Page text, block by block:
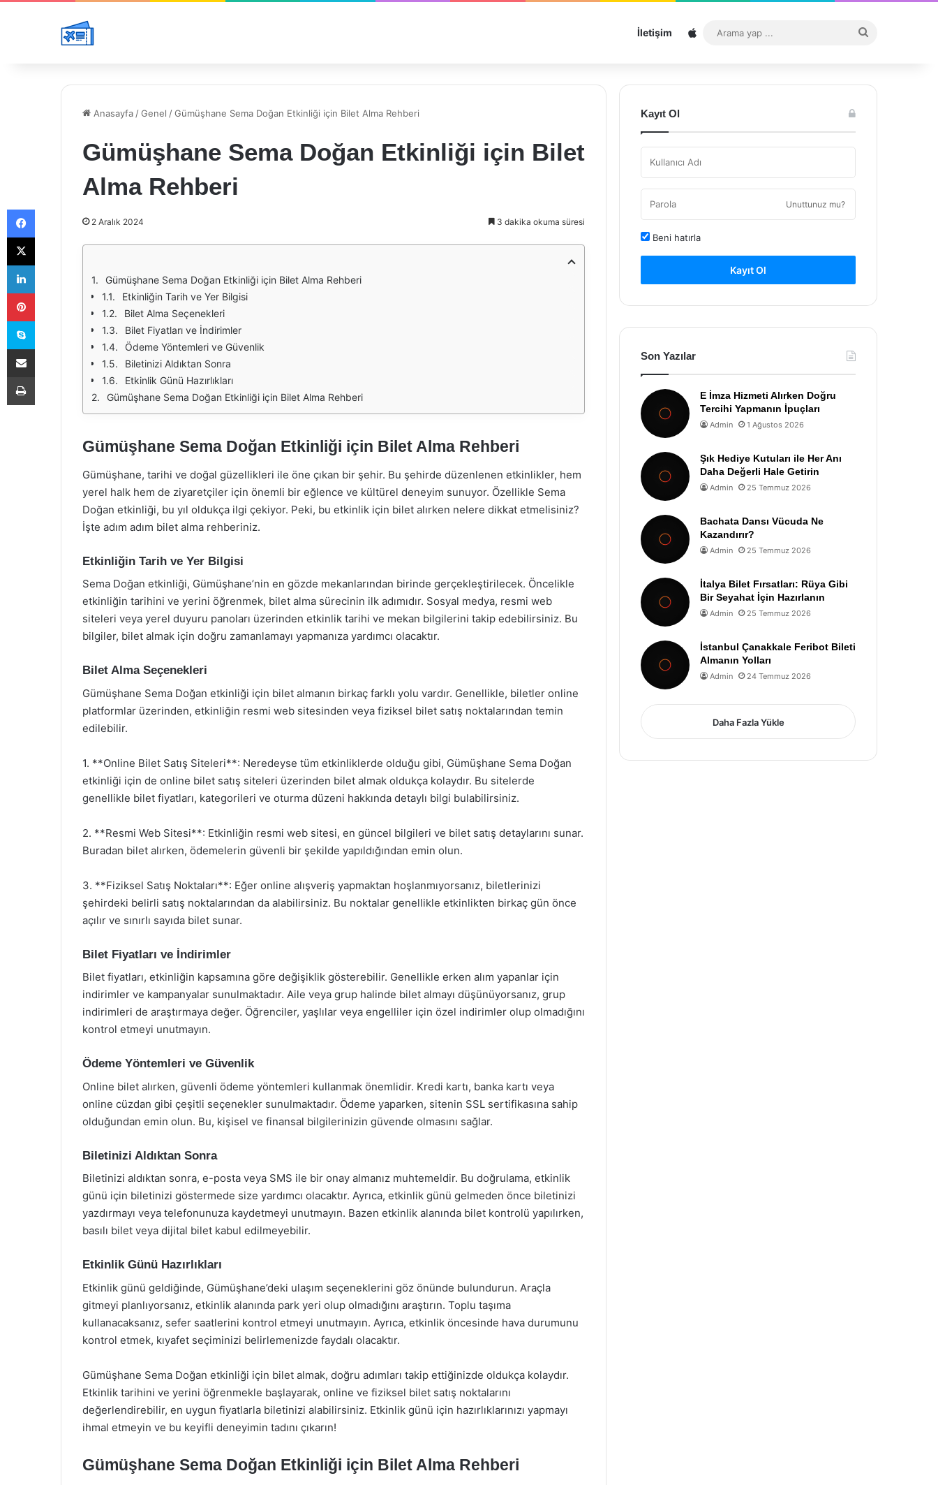
İletişim Sitemap
...
Anasayfa /Genel /Gümüşhane Sema Doğan Etkinliği için Bilet Alma Rehberi
Gümüşhane Sema Doğan Etkinliği için Bilet
Alma Rehberi
2 Aralık 2024 3 dakika okuma süresi
Gümüşhane Sema Doğan Etkinliği için Bilet Alma Rehberi
Etkinliğin Tarih ve Yer Bilgisi
Bilet Alma Seçenekleri
Bilet Fiyatları ve İndirimler
Ödeme Yöntemleri ve Güvenlik
Biletinizi Aldıktan Sonra
Etkinlik Günü Hazırlıkları
Gümüşhane Sema Doğan Etkinliği için Bilet Alma Rehberi
Gümüşhane Sema Doğan Etkinliği için Bilet Alma Rehberi
Gümüşhane, tarihi ve doğal güzellikleri ile öne çıkan bir şehir. Bu şehirde düzenlenen etkinlikler, hem
yerel halk hem de ziyaretçiler için önemli bir eğlence ve kültürel deneyim sunuyor. Özellikle Sema
Doğan etkinliği, bu yıl oldukça ilgi çekiyor. Peki, bu etkinlik için bilet alırken nelere dikkat etmelisiniz?
İşte adım adım bilet alma rehberiniz.
Etkinliğin Tarih ve Yer Bilgisi
Sema Doğan etkinliği, Gümüşhane’nin en gözde mekanlarından birinde gerçekleştirilecek. Öncelikle
etkinliğin tarihini ve yerini öğrenmek, bilet alma sürecinin ilk adımıdır. Sosyal medya, resmi web
siteleri veya yerel duyuru panoları üzerinden etkinlik tarihi ve mekan bilgilerini takip edebilirsiniz. Bu
bilgiler, bilet almak için doğru zamanlamayı yapmanıza yardımcı olacaktır.
Bilet Alma Seçenekleri
Gümüşhane Sema Doğan etkinliği için bilet almanın birkaç farklı yolu vardır. Genellikle, biletler online
platformlar üzerinden, etkinliğin resmi web sitesinden veya fiziksel bilet satış noktalarından temin
edilebilir.
1. **Online Bilet Satış Siteleri**: Neredeyse tüm etkinliklerde olduğu gibi, Gümüşhane Sema Doğan
etkinliği için de online bilet satış siteleri üzerinden bilet almak oldukça kolaydır. Bu sitelerde
genellikle bilet fiyatları, kategorileri ve oturma düzeni hakkında detaylı bilgi bulabilirsiniz.
2. **Resmi Web Sitesi**: Etkinliğin resmi web sitesi, en güncel bilgileri ve bilet satış detaylarını sunar.
Buradan bilet alırken, ödemelerin güvenli bir şekilde yapıldığından emin olun.
3. **Fiziksel Satış Noktaları**: Eğer online alışveriş yapmaktan hoşlanmıyorsanız, biletlerinizi
şehirdeki belirli satış noktalarından da alabilirsiniz. Bu noktalar genellikle etkinlikten birkaç gün önce
açılır ve sınırlı sayıda bilet sunar.
Bilet Fiyatları ve İndirimler
Bilet fiyatları, etkinliğin kapsamına göre değişiklik gösterebilir. Genellikle erken alım yapanlar için
indirimler ve kampanyalar sunulmaktadır. Aile veya grup halinde bilet almayı düşünüyorsanız, grup
indirimleri de araştırmaya değer. Öğrenciler, yaşlılar veya engelliler için özel indirimler olup olmadığını
kontrol etmeyi unutmayın.
Ödeme Yöntemleri ve Güvenlik
Online bilet alırken, güvenli ödeme yöntemleri kullanmak önemlidir. Kredi kartı, banka kartı veya
online cüzdan gibi çeşitli seçenekler sunulmaktadır. Ödeme yaparken, sitenin SSL sertifikasına sahip
olduğundan emin olun. Bu, kişisel ve finansal bilgilerinizin güvende olmasını sağlar.
Biletinizi Aldıktan Sonra
Biletinizi aldıktan sonra, e-posta veya SMS ile bir onay almanız muhtemeldir. Bu doğrulama, etkinlik
günü için biletinizi göstermede size yardımcı olacaktır. Ayrıca, etkinlik günü gelmeden önce biletinizi
yazdırmayı veya telefonunuza kaydetmeyi unutmayın. Bazen etkinlik alanında bilet kontrolü yapılırken,
basılı bilet veya dijital bilet kabul edilmeyebilir.
Etkinlik Günü Hazırlıkları
Etkinlik günü geldiğinde, Gümüşhane’deki ulaşım seçeneklerini göz önünde bulundurun. Araçla
gitmeyi planlıyorsanız, etkinlik alanında park yeri olup olmadığını araştırın. Toplu taşıma
kullanacaksanız, sefer saatlerini kontrol etmeyi unutmayın. Ayrıca, etkinlik öncesinde hava durumunu
kontrol etmek, kıyafet seçiminizi belirlemenizde faydalı olacaktır.
Gümüşhane Sema Doğan etkinliği için bilet almak, doğru adımları takip ettiğinizde oldukça kolaydır.
Etkinlik tarihini ve yerini öğrenmekle başlayarak, online ve fiziksel bilet satış noktalarını
değerlendirebilir, en uygun fiyatlarla biletinizi alabilirsiniz. Etkinlik günü için hazırlıklarınızı yapmayı
ihmal etmeyin ve bu keyifli deneyimin tadını çıkarın!
Gümüşhane Sema Doğan Etkinliği için Bilet Alma Rehberi
Kayıt Ol
Unuttunuz mu?
Beni hatırla
Kayıt Ol
Son Yazılar
E İmza Hizmeti Alırken Doğru
Tercihi Yapmanın İpuçları
Admin 1 Ağustos 2026
Şık Hediye Kutuları ile Her Anı
Daha Değerli Hale Getirin
Admin 25 Temmuz 2026
Bachata Dansı Vücuda Ne
Kazandırır?
Admin 25 Temmuz 2026
İtalya Bilet Fırsatları: Rüya Gibi
Bir Seyahat İçin Hazırlanın
Admin 25 Temmuz 2026
İstanbul Çanakkale Feribot Bileti
Almanın Yolları
Admin 24 Temmuz 2026
Daha Fazla Yükle
Facebook
X
LinkedIn
Pinterest
Skype
E-Posta ile paylaş